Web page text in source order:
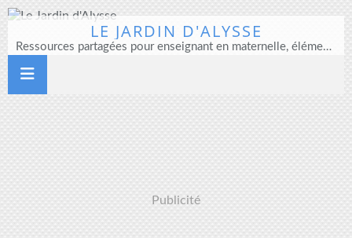
LE JARDIN D'ALYSSE
Ressources partagées pour enseignant en maternelle, élémentaire et direction d'école
Publicité